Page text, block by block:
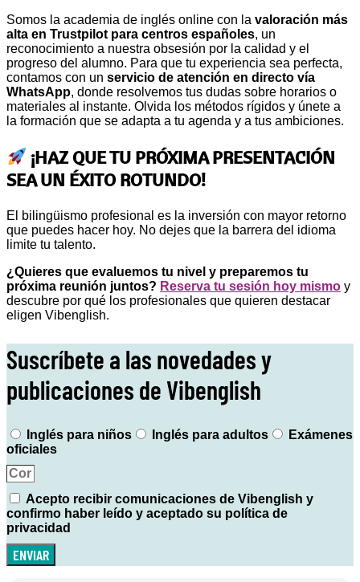
Somos la academia de inglés online con la valoración más
alta en Trustpilot para centros españoles, un
reconocimiento a nuestra obsesión por la calidad y el
progreso del alumno. Para que tu experiencia sea perfecta,
contamos con un servicio de atención en directo vía
WhatsApp, donde resolvemos tus dudas sobre horarios o
materiales al instante. Olvida los métodos rígidos y únete a
la formación que se adapta a tu agenda y a tus ambiciones.
¡HAZ QUE TU PRÓXIMA PRESENTACIÓN
SEA UN ÉXITO ROTUNDO!
El bilingüismo profesional es la inversión con mayor retorno
que puedes hacer hoy. No dejes que la barrera del idioma
limite tu talento.
¿Quieres que evaluemos tu nivel y preparemos tu
próxima reunión juntos? Reserva tu sesión hoy mismo y
descubre por qué los profesionales que quieren destacar
eligen Vibenglish.
Suscríbete a las novedades y
publicaciones de Vibenglish
Inglés para niños Inglés para adultos
Exámenes
oficiales
Acepto recibir comunicaciones de Vibenglish y
confirmo haber leído y aceptado su política de
privacidad
ENVIAR